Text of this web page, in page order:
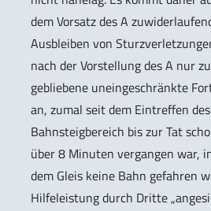
dem Vorsatz des A
Ausbleiben von
nach der Vorstellung des A nur
gebliebene uneingeschränkte
an, zumal seit dem Eintreffen
Bahnsteigbereich bis zur Tat
über 8 Minuten vergangen war,
dem Gleis keine Bahn gefahren
Hilfeleistung durch Dritte